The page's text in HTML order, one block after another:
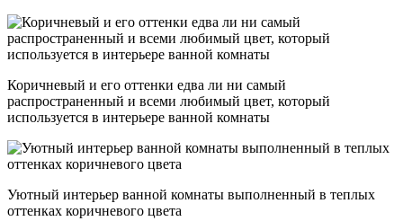
Коричневый и его оттенки едва ли ни самый
распространенный и всеми любимый цвет, который
используется в интерьере ванной комнаты
Уютный интерьер ванной комнаты выполненный в теплых
оттенках коричневого цвета